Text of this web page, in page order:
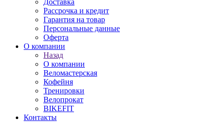
Доставка
Рассрочка и кредит
Гарантия на товар
Персональные данные
Оферта
О компании
Назад
О компании
Веломастерская
Кофейня
Тренировки
Велопрокат
BIKEFIT
Контакты